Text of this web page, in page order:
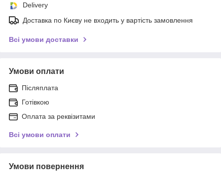
Delivery
Доставка по Києву не входить у вартість замовлення
Всі умови доставки
Умови оплати
Післяплата
Готівкою
Оплата за реквізитами
Всі умови оплати
Умови повернення